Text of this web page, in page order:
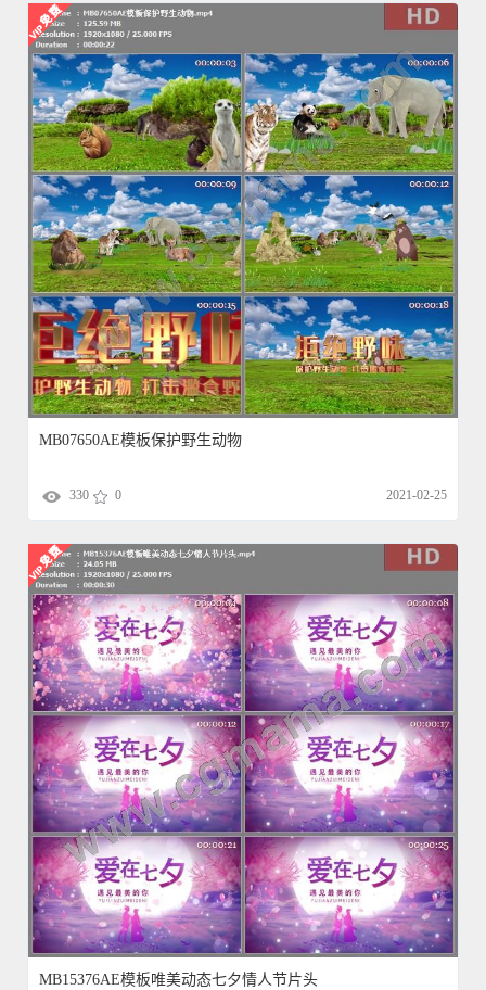
MB07650AE模板保护野生动物
330 0 2021-02-25
MB15376AE模板唯美动态七夕情人节片头